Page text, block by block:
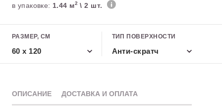
в упаковке: 1.44 м2 \ 2 шт.
РАЗМЕР, СМ
60 x 120
ТИП ПОВЕРХНОСТИ
Анти-скратч
ОПИСАНИЕ ДОСТАВКА И ОПЛАТА